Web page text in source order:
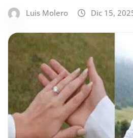
Luis Molero Dic 15,